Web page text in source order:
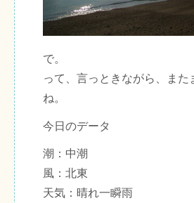
で。
って、言っときながら、ま
ね。
今日のデータ
潮：中潮
風：北東
天気：晴れ一瞬雨